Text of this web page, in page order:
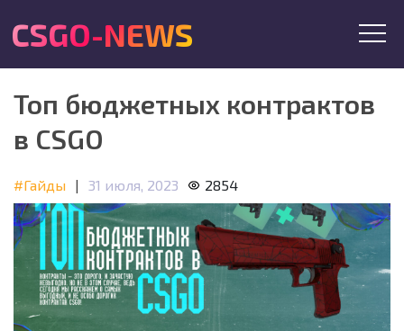
CSGO-NEWS
Топ бюджетных контрактов
в CSGO
#Гайды | 31 июля, 2023 2854